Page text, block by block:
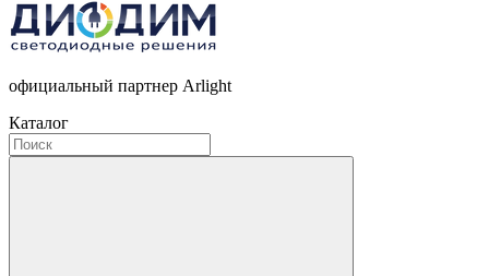
официальный партнер Arlight
Каталог